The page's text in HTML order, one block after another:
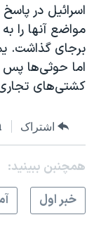
اسرائيل در
مواضع آنها را
برجای گذاشت.
اما حوثی‌ها پس
کشتی‌های تجاری
اشتراک
همچنبن ببینید:
خبر اول